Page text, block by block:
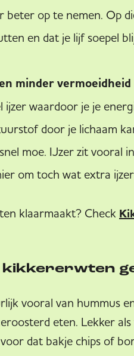
beter op te nemen. Op
en dat je lijf soepel
minder vermoeidheid
ijzer waardoor je je
door je lichaam
moe. IJzer zit vooral
om toch wat extra
klaarmaakt? Check
vooral van hummus
eten. Lekker
dat bakje chips of